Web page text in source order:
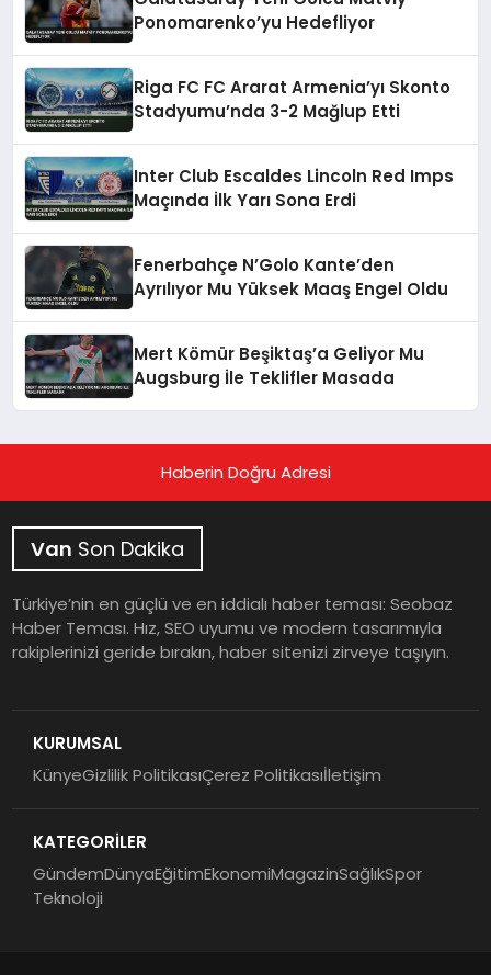
Ponomarenko’yu Hedefliyor
Riga FC FC Ararat Armenia’yı Skonto
Stadyumu’nda 3-2 Mağlup Etti
Inter Club Escaldes Lincoln Red Imps
Maçında İlk Yarı Sona Erdi
Fenerbahçe N’Golo Kante’den
Ayrılıyor Mu Yüksek Maaş Engel Oldu
Mert Kömür Beşiktaş’a Geliyor Mu
Augsburg İle Teklifler Masada
Haberin Doğru Adresi
Van Son Dakika
Türkiye’nin en güçlü ve en iddialı haber teması: Seobaz
Haber Teması. Hız, SEO uyumu ve modern tasarımıyla
rakiplerinizi geride bırakın, haber sitenizi zirveye taşıyın.
KURUMSAL
KünyeGizlilik PolitikasıÇerez Politikasıİletişim
KATEGORİLER
GündemDünyaEğitimEkonomiMagazinSağlıkSpor
Teknoloji